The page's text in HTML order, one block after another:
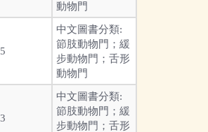
動物門
中文圖書分類:
節肢動物門；緩
步動物門；舌形
動物門
中文圖書分類:
節肢動物門；緩
步動物門；舌形